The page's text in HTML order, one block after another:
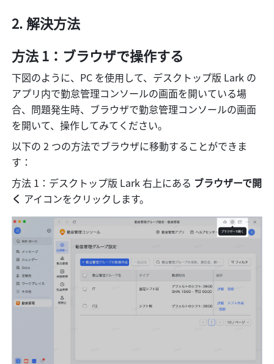
解決方法
方法 1：ブラウザで操作する
下図のように、PC を使用して、デスクトップ版 Lark の
アプリ内で勤怠管理コンソールの画面を開いている場
合、問題発生時、ブラウザで勤怠管理コンソールの画面
を開いて、操作してみてください。
以下の 2 つの方法でブラウザに移動することができま
す：
方法 1：デスクトップ版 Lark 右上にある ブラウザーで開
く アイコンをクリックします。